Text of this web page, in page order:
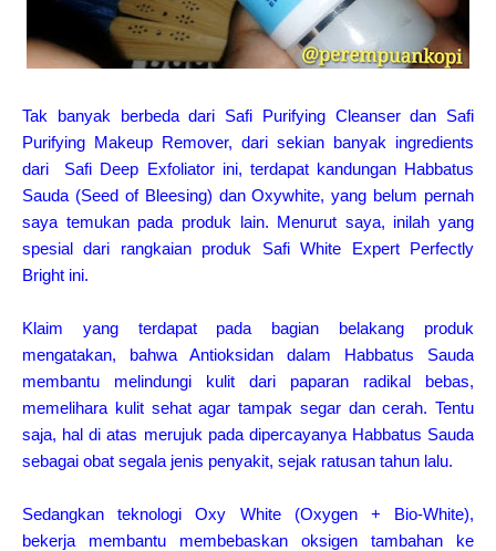
Tak banyak berbeda dari Safi Purifying Cleanser dan Safi
Purifying Makeup Remover, dari sekian banyak ingredients
dari Safi Deep Exfoliator ini, terdapat kandungan Habbatus
Sauda (Seed of Bleesing) dan Oxywhite, yang belum pernah
saya temukan pada produk lain. Menurut saya, inilah yang
spesial dari rangkaian produk Safi White Expert Perfectly
Bright ini.
Klaim yang terdapat pada bagian belakang produk
mengatakan, bahwa Antioksidan dalam Habbatus Sauda
membantu melindungi kulit dari paparan radikal bebas,
memelihara kulit sehat agar tampak segar dan cerah. Tentu
saja, hal di atas merujuk pada dipercayanya Habbatus Sauda
sebagai obat segala jenis penyakit, sejak ratusan tahun lalu.
Sedangkan teknologi Oxy White (Oxygen + Bio-White),
bekerja membantu membebaskan oksigen tambahan ke